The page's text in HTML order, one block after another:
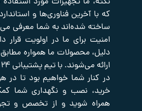
فناوری‌ها و استانداردهای بین‌المللی
شده‌اند به شما معرفی می‌کنیم. کیفیت و
برای ما در اولویت قرار دارد و به همین
محصولات ما همواره مطابق با نیازهای شما
ارائه می‌شوند. با تیم پشتیبانی ۲۴ ساعته، همواره
شما خواهیم بود تا در هر لحظه از روند
نصب و نگهداری شما کمک کنیم. با ما
شوید و از تخصص و تجربه ما بهره‌مند